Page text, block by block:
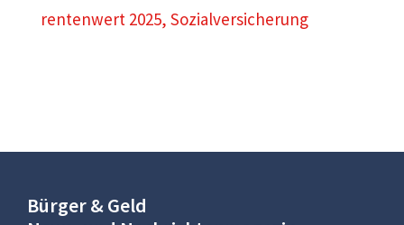
rentenwert 2025, Sozialversicherung
Bürger & Geld